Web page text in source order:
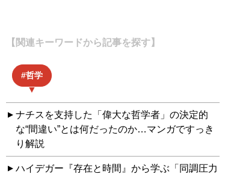
【関連キーワードから記事を探す】
哲学
ナチスを支持した「偉大な哲学者」の決定的
な“間違い”とは何だったのか…マンガですっき
り解説
ハイデガー『存在と時間』から学ぶ「同調圧力